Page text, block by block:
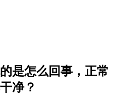
是怎么回事，正常
净？